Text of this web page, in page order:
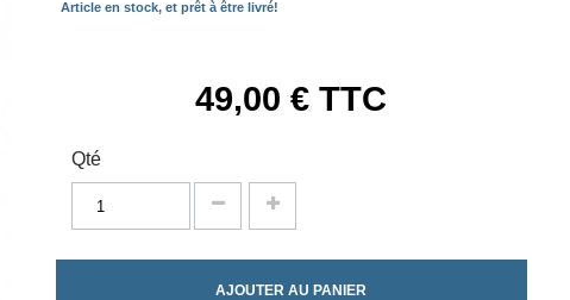
Article en stock, et prêt à être livré!
49,00 € TTC
Qté
AJOUTER AU PANIER